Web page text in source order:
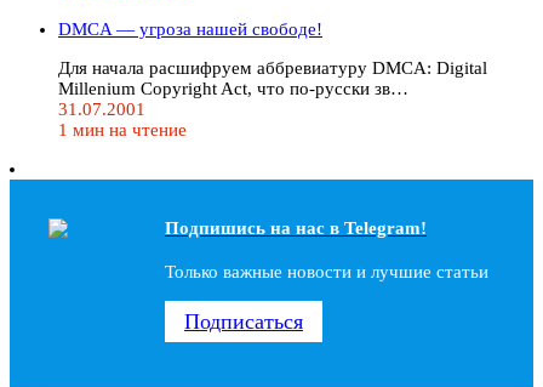
DMCA — угроза нашей свободе!
Для начала расшифруем аббревиатуру DMCA: Digital
Millenium Copyright Act, что по-русски зв…
31.07.2001
1 мин на чтение
Подпишись на наc в Telegram!
Только важные новости и лучшие статьи
Подписаться